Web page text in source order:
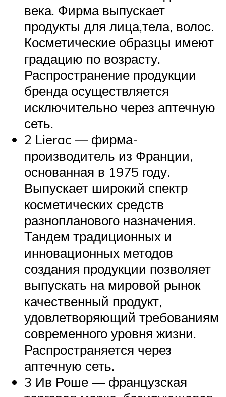
века. Фирма выпускает
продукты для лица,тела, волос.
Косметические образцы имеют
градацию по возрасту.
Распространение продукции
бренда осуществляется
исключительно через аптечную
сеть.
2 Lierac — фирма-
производитель из Франции,
основанная в 1975 году.
Выпускает широкий спектр
косметических средств
разнопланового назначения.
Тандем традиционных и
инновационных методов
создания продукции позволяет
выпускать на мировой рынок
качественный продукт,
удовлетворяющий требованиям
современного уровня жизни.
Распространяется через
аптечную сеть.
3 Ив Роше — французская